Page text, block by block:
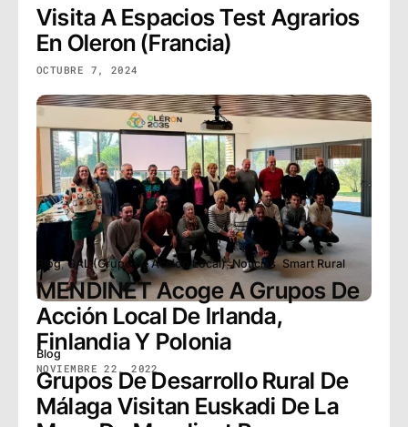
Visita A Espacios Test Agrarios
En Oleron (Francia)
OCTUBRE 7, 2024
Blog
Grupos De Desarrollo Rural De
Málaga Visitan Euskadi De La
Blog,GAL (Grupo de Acción Local),Noticias,Smart Rural
MENDINET Acoge A Grupos De
Acción Local De Irlanda,
Finlandia Y Polonia
NOVIEMBRE 22, 2022